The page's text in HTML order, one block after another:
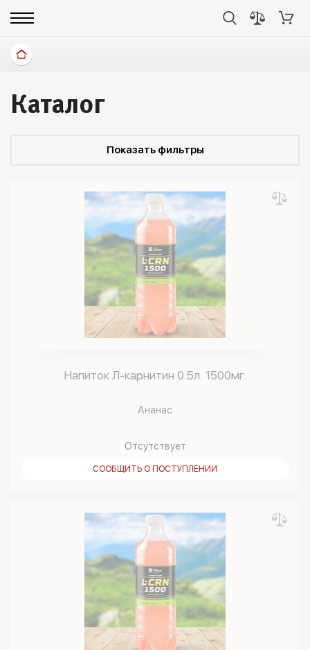
Каталог
Показать фильтры
Напиток Л-карнитин 0.5л. 1500мг.
Ананас
Отсутствует
СООБЩИТЬ О ПОСТУПЛЕНИИ